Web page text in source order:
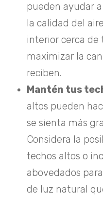
pueden ayudar
la calidad del
interior cerca de
maximizar la
reciben.
Mantén tus
altos pueden
se sienta más
Considera la
techos altos o
abovedados
de luz natural